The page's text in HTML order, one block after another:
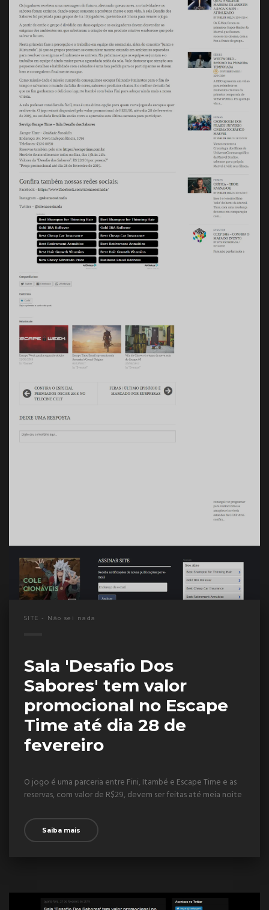
SITE - Não sei nada
Sala 'Desafio Dos
Sabores' tem valor
promocional no Escape
Time até dia 28 de
fevereiro
O jogo é uma parceria entre Fini, Itambé e Escape Time e as
reservas, com valor de R$29, devem ser feitas até meia noite
Saiba mais